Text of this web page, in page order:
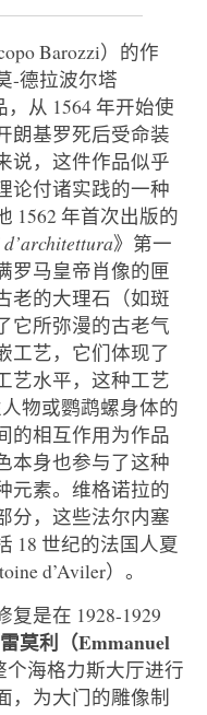
Barozzi）的作
-德拉波尔塔
，从 1564 年开始使
朗基罗死后受命装
说，这件作品似乎
论付诸实践的一种
1562 年首次出版的
》第一
罗马皇帝肖像的匣
老的大理石（如斑
它所弥漫的古老气
工艺，它们体现了
艺水平，这种工艺
物或鹦鹉螺身体的
的相互作用为作品
本身也参与了这种
元素。维格诺拉的
分，这些法尔内塞
18 世纪的法国人夏
d’Aviler）。
是在 1928-1929
莫利（Emmanuel
海格力斯大厅进行
，为大门的雕像制